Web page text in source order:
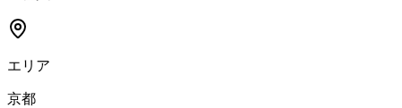
エリア
京都